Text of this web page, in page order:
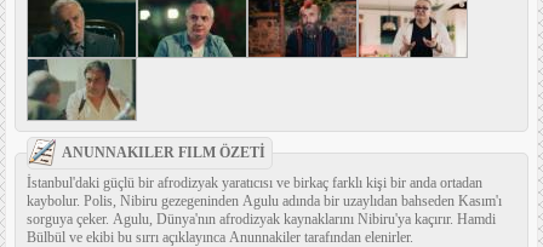
ANUNNAKILER FILM ÖZETİ
İstanbul'daki güçlü bir afrodizyak yaratıcısı ve birkaç farklı kişi bir anda ortadan
kaybolur. Polis, Nibiru gezegeninden Agulu adında bir uzaylıdan bahseden Kasım'ı
sorguya çeker. Agulu, Dünya'nın afrodizyak kaynaklarını Nibiru'ya kaçırır. Hamdi
Bülbül ve ekibi bu sırrı açıklayınca Anunnakiler tarafından elenirler.